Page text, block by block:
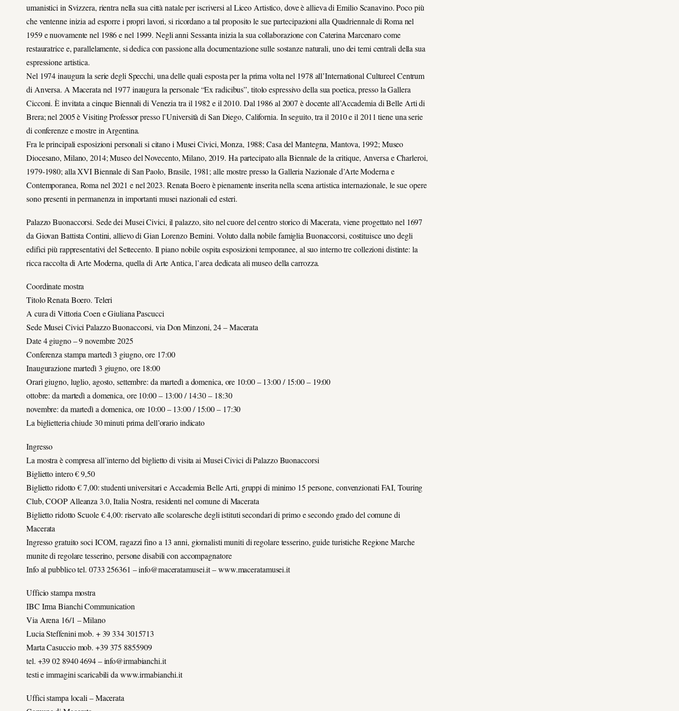
umanistici in Svizzera, rientra nella sua città natale per iscriversi al Liceo Artistico, dove è allieva di Emilio Scanavino. Poco più
che ventenne inizia ad esporre i propri lavori, si ricordano a tal proposito le sue partecipazioni alla Quadriennale di Roma nel
1959 e nuovamente nel 1986 e nel 1999. Negli anni Sessanta inizia la sua collaborazione con Caterina Marcenaro come
restauratrice e, parallelamente, si dedica con passione alla documentazione sulle sostanze naturali, uno dei temi centrali della sua
espressione artistica.
Nel 1974 inaugura la serie degli Specchi, una delle quali esposta per la prima volta nel 1978 all’International Cultureel Centrum
di Anversa. A Macerata nel 1977 inaugura la personale “Ex radicibus”, titolo espressivo della sua poetica, presso la Gallera
Cicconi. È invitata a cinque Biennali di Venezia tra il 1982 e il 2010. Dal 1986 al 2007 è docente all’Accademia di Belle Arti di
Brera; nel 2005 è Visiting Professor presso l’Università di San Diego, California. In seguito, tra il 2010 e il 2011 tiene una serie
di conferenze e mostre in Argentina.
Fra le principali esposizioni personali si citano i Musei Civici, Monza, 1988; Casa del Mantegna, Mantova, 1992; Museo
Diocesano, Milano, 2014; Museo del Novecento, Milano, 2019. Ha partecipato alla Biennale de la critique, Anversa e Charleroi,
1979-1980; alla XVI Biennale di San Paolo, Brasile, 1981; alle mostre presso la Galleria Nazionale d’Arte Moderna e
Contemporanea, Roma nel 2021 e nel 2023. Renata Boero è pienamente inserita nella scena artistica internazionale, le sue opere
sono presenti in permanenza in importanti musei nazionali ed esteri.
Palazzo Buonaccorsi. Sede dei Musei Civici, il palazzo, sito nel cuore del centro storico di Macerata, viene progettato nel 1697
da Giovan Battista Contini, allievo di Gian Lorenzo Bernini. Voluto dalla nobile famiglia Buonaccorsi, costituisce uno degli
edifici più rappresentativi del Settecento. Il piano nobile ospita esposizioni temporanee, al suo interno tre collezioni distinte: la
ricca raccolta di Arte Moderna, quella di Arte Antica, l’area dedicata ali museo della carrozza.
Coordinate mostra
Titolo Renata Boero. Teleri
A cura di Vittoria Coen e Giuliana Pascucci
Sede Musei Civici Palazzo Buonaccorsi, via Don Minzoni, 24 – Macerata
Date 4 giugno – 9 novembre 2025
Conferenza stampa martedì 3 giugno, ore 17:00
Inaugurazione martedì 3 giugno, ore 18:00
Orari giugno, luglio, agosto, settembre: da martedì a domenica, ore 10:00 – 13:00 / 15:00 – 19:00
ottobre: da martedì a domenica, ore 10:00 – 13:00 / 14:30 – 18:30
novembre: da martedì a domenica, ore 10:00 – 13:00 / 15:00 – 17:30
La biglietteria chiude 30 minuti prima dell’orario indicato
Ingresso
La mostra è compresa all’interno del biglietto di visita ai Musei Civici di Palazzo Buonaccorsi
Biglietto intero € 9,50
Biglietto ridotto € 7,00: studenti universitari e Accademia Belle Arti, gruppi di minimo 15 persone, convenzionati FAI, Touring
Club, COOP Alleanza 3.0, Italia Nostra, residenti nel comune di Macerata
Biglietto ridotto Scuole € 4,00: riservato alle scolaresche degli istituti secondari di primo e secondo grado del comune di
Macerata
Ingresso gratuito soci ICOM, ragazzi fino a 13 anni, giornalisti muniti di regolare tesserino, guide turistiche Regione Marche
munite di regolare tesserino, persone disabili con accompagnatore
Info al pubblico tel. 0733 256361 – info@maceratamusei.it – www.maceratamusei.it
Ufficio stampa mostra
IBC Irma Bianchi Communication
Via Arena 16/1 – Milano
Lucia Steffenini mob. + 39 334 3015713
Marta Casuccio mob. +39 375 8855909
tel. +39 02 8940 4694 – info@irmabianchi.it
testi e immagini scaricabili da www.irmabianchi.it
Uffici stampa locali – Macerata